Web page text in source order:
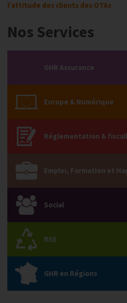
l’attitude des clients des OTAs
Nos Services
GHR Assurance
Europe & Numérique
Réglementation &
Emploi, Formation et
Social
RSE
GHR en Régions